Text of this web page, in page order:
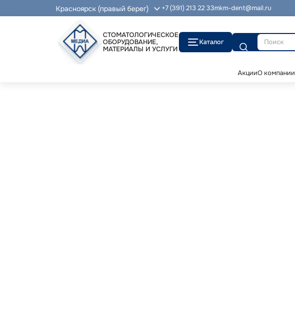
Красноярск (правый берег) +7 (391) 213 22 33mkm-dent@mail.ru
СТОМАТОЛОГИЧЕСКОЕ
ОБОРУДОВАНИЕ,
МАТЕРИАЛЫ И УСЛУГИ
Каталог
Поиск
АкцииО компании